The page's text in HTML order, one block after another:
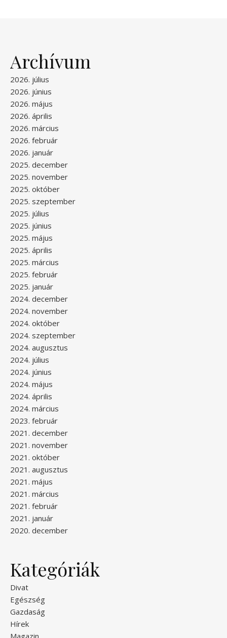
Archívum
2026. július
2026. június
2026. május
2026. április
2026. március
2026. február
2026. január
2025. december
2025. november
2025. október
2025. szeptember
2025. július
2025. június
2025. május
2025. április
2025. március
2025. február
2025. január
2024. december
2024. november
2024. október
2024. szeptember
2024. augusztus
2024. július
2024. június
2024. május
2024. április
2024. március
2023. február
2021. december
2021. november
2021. október
2021. augusztus
2021. május
2021. március
2021. február
2021. január
2020. december
Kategóriák
Divat
Egészség
Gazdaság
Hírek
Magazin